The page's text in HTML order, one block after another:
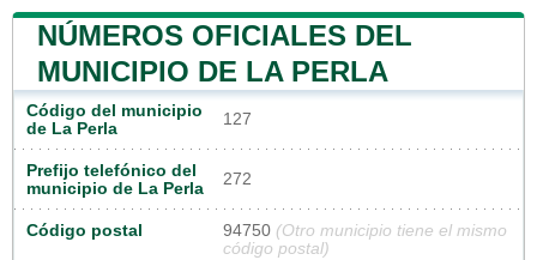
NÚMEROS OFICIALES DEL
MUNICIPIO DE LA PERLA
Código del municipio
de La Perla
127
Prefijo telefónico del
municipio de La Perla
272
Código postal 94750 (Otro municipio tiene el mismo
código postal)